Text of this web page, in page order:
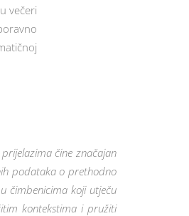
večeri
čine značajan
podataka o prethodno
čimbenicima koji utječu
kontekstima i pružiti